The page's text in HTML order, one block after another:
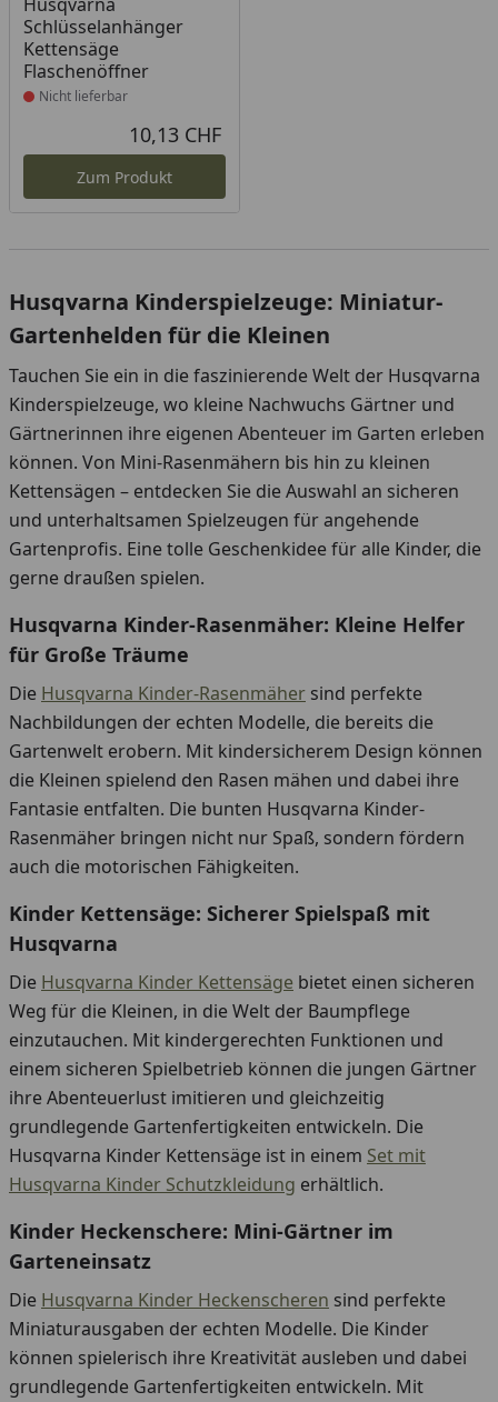
Schlüsselanhänger
Kettensäge
Flaschenöffner
Nicht lieferbar
10,13 CHF
Zum Produkt
Husqvarna Kinderspielzeuge: Miniatur-
Gartenhelden für die Kleinen
Tauchen Sie ein in die faszinierende Welt der Husqvarna
Kinderspielzeuge, wo kleine Nachwuchs Gärtner und
Gärtnerinnen ihre eigenen Abenteuer im Garten erleben
können. Von Mini-Rasenmähern bis hin zu kleinen
Kettensägen – entdecken Sie die Auswahl an sicheren
und unterhaltsamen Spielzeugen für angehende
Gartenprofis. Eine tolle Geschenkidee für alle Kinder, die
gerne draußen spielen.
Husqvarna Kinder-Rasenmäher: Kleine Helfer
für Große Träume
Die Husqvarna Kinder-Rasenmäher sind perfekte
Nachbildungen der echten Modelle, die bereits die
Gartenwelt erobern. Mit kindersicherem Design können
die Kleinen spielend den Rasen mähen und dabei ihre
Fantasie entfalten. Die bunten Husqvarna Kinder-
Rasenmäher bringen nicht nur Spaß, sondern fördern
auch die motorischen Fähigkeiten.
Kinder Kettensäge: Sicherer Spielspaß mit
Husqvarna
Die Husqvarna Kinder Kettensäge bietet einen sicheren
Weg für die Kleinen, in die Welt der Baumpflege
einzutauchen. Mit kindergerechten Funktionen und
einem sicheren Spielbetrieb können die jungen Gärtner
ihre Abenteuerlust imitieren und gleichzeitig
grundlegende Gartenfertigkeiten entwickeln. Die
Husqvarna Kinder Kettensäge ist in einem Set mit
Husqvarna Kinder Schutzkleidung erhältlich.
Kinder Heckenschere: Mini-Gärtner im
Garteneinsatz
Die Husqvarna Kinder Heckenscheren sind perfekte
Miniaturausgaben der echten Modelle. Die Kinder
können spielerisch ihre Kreativität ausleben und dabei
grundlegende Gartenfertigkeiten entwickeln. Mit